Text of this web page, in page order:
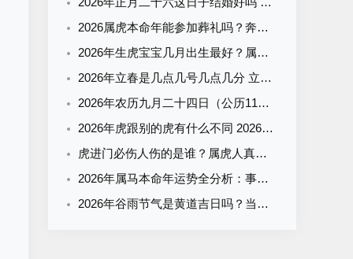
2026属虎本命年能参加葬礼吗？奔丧要注意什么？看完这篇就懂了
2026年生虎宝宝几月出生最好？属虎什么时辰出生最旺运？全解析来了
2026年立春是几点几号几点几分 立春有什么气候特征
2026年农历九月二十四日（公历11月2日）黄历吉凶查询：当天几点是吉时？
2026年虎跟别的虎有什么不同 2026年属虎一生运势
虎进门必伤人伤的是谁？属虎人真的会克这3个生肖吗？
2026年属马本命年运势全分析：事业财运感情走势+幸运方向与禁忌
2026年谷雨节气是黄道吉日吗？当天宜忌+吉时一览